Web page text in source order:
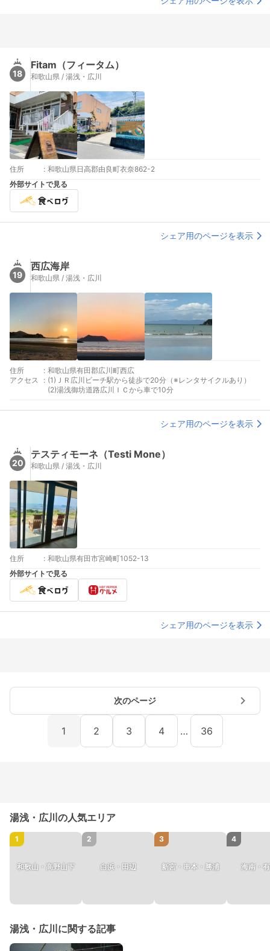
18
Fitam（フィータム）
和歌山県 / 湯浅・広川
住所 : 和歌山県日高郡由良町衣奈862-2
外部サイトで見る
シェア用のページを表示
19
西広海岸
和歌山県 / 湯浅・広川
住所 : 和歌山県有田郡広川町西広
アクセス
: (1)ＪＲ広川ビーチ駅から徒歩で20分（※レンタサイクルあり）
(2)湯浅御坊道路広川ＩＣから車で10分
シェア用のページを表示
20
テスティモーネ（Testi Mone）
和歌山県 / 湯浅・広川
住所 : 和歌山県有田市宮崎町1052-13
外部サイトで見る
シェア用のページを表示
次のページ
1 2 3 4 … 36
湯浅・広川の人気エリア
1
和歌山・高野山下
2
白浜・田辺
3
新宮・串本・勝浦
4
海南・
湯浅・広川に関する記事